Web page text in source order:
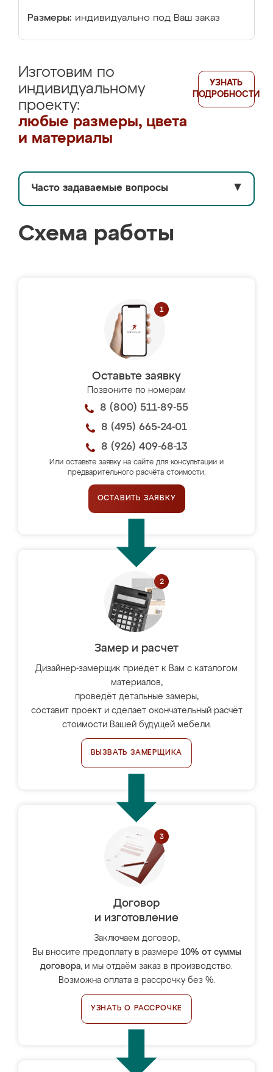
Размеры: индивидуально под Ваш заказ
Изготовим по
индивидуальному
проекту:
любые размеры, цвета
и материалы
УЗНАТЬ
ПОДРОБНОСТИ
Часто задаваемые вопросы ▼
Схема работы
Оставьте заявку
Позвоните по номерам
8 (800) 511-89-55
8 (495) 665-24-01
8 (926) 409-68-13
Или оставьте заявку на сайте для консультации и
предварительного расчёта стоимости.
ОСТАВИТЬ ЗАЯВКУ
Замер и расчет
Дизайнер-замерщик приедет к Вам с каталогом
материалов,
проведёт детальные замеры,
составит проект и сделает окончательный расчёт
стоимости Вашей будущей мебели.
ВЫЗВАТЬ ЗАМЕРЩИКА
Договор
и изготовление
Заключаем договор,
Вы вносите предоплату в размере 10% от суммы
договора, и мы отдаём заказ в производство.
Возможна оплата в рассрочку без %.
УЗНАТЬ О РАССРОЧКЕ